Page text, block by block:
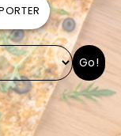
Go!